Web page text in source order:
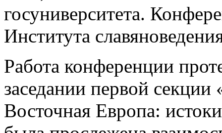
госуниверситета.
Института
Работа конференции
заседании первой
Восточная Европа: